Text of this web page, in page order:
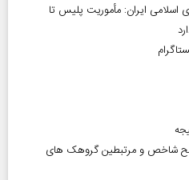
اسلامی ایران­: مأموریت پلیس تا
از اشرار مسلح شاخص و مرتبطین گروهک های